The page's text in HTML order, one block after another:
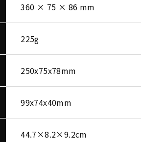
360 × 75 × 86 mm
225g
250x75x78mm
99x74x40mm
44.7×8.2×9.2cm